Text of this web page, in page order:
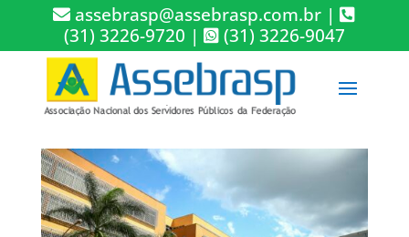
assebrasp@assebrasp.com.br |
(31) 3226-9720 | (31) 3226-9047